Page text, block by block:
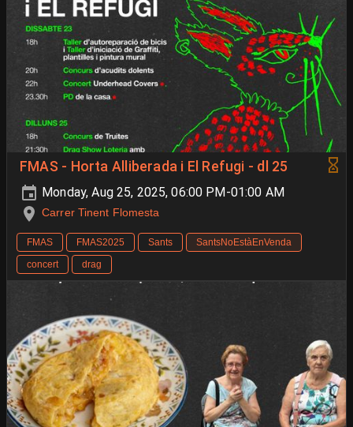
FMAS - Horta Alliberada i El Refugi - dl 25
Monday, Aug 25, 2025, 06:00 PM-01:00 AM
Carrer Tinent Flomesta
FMAS FMAS2025 Sants
SantsNoEstàEnVenda
concert
drag